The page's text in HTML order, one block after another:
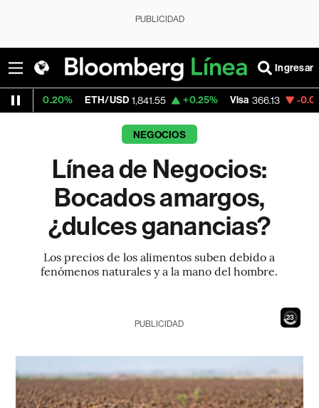
PUBLICIDAD
Ingresar
ETH/USD 1,841.55 +0.25% Visa 366.13 -0.04%
NEGOCIOS
Línea de Negocios:
Bocados amargos,
¿dulces ganancias?
Los precios de los alimentos suben debido a
fenómenos naturales y a la mano del hombre.
21
PUBLICIDAD